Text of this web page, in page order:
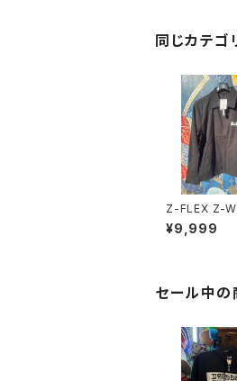
同じカテゴ
Z-FLEX Z-
CKET
¥9,999
セール中の